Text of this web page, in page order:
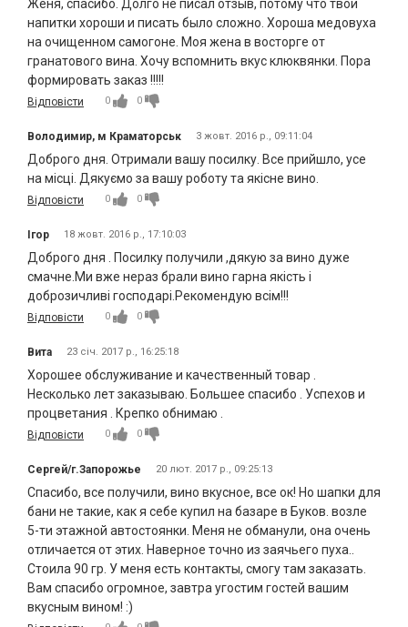
Женя, спасибо. Долго не писал отзыв, потому что твои
напитки хороши и писать было сложно. Хороша медовуха
на очищенном самогоне. Моя жена в восторге от
гранатового вина. Хочу вспомнить вкус клюквянки. Пора
формировать заказ !!!!!
Відповісти 0 0
Володимир, м Краматорськ 3 жовт. 2016 р., 09:11:04
Доброго дня. Отримали вашу посилку. Все прийшло, усе
на місці. Дякуємо за вашу роботу та якісне вино.
Відповісти 0 0
Ігор 18 жовт. 2016 р., 17:10:03
Доброго дня . Посилку получили ,дякую за вино дуже
смачне.Ми вже нераз брали вино гарна якість і
доброзичливі господарі.Рекомендую всім!!!
Відповісти 0 0
Вита 23 січ. 2017 р., 16:25:18
Хорошее обслуживание и качественный товар .
Несколько лет заказываю. Большее спасибо . Успехов и
процветания . Крепко обнимаю .
Відповісти 0 0
Сергей/г.Запорожье 20 лют. 2017 р., 09:25:13
Спасибо, все получили, вино вкусное, все ок! Но шапки для
бани не такие, как я себе купил на базаре в Буков. возле
5-ти этажной автостоянки. Меня не обманули, она очень
отличается от этих. Наверное точно из заячьего пуха..
Стоила 90 гр. У меня есть контакты, смогу там заказать.
Вам спасибо огромное, завтра угостим гостей вашим
вкусным вином! :)